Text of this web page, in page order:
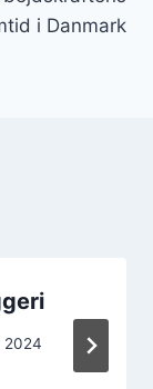
i Danmark
2024